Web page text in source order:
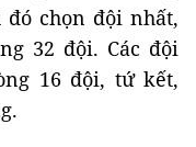
chọn đội nhất,
32 đội. Các đội
16 đội, tứ kết,